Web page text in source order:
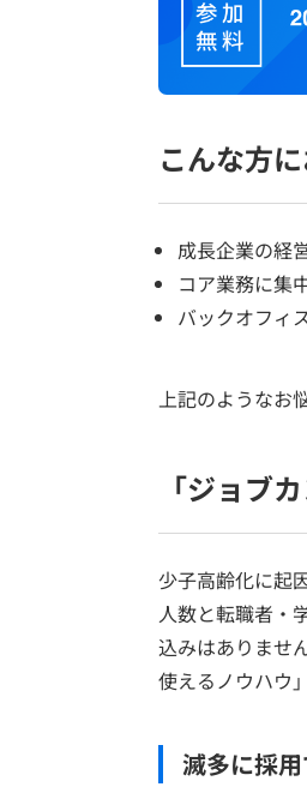
こんな方
成長企業の経
コア業務に集
バックオフィ
上記のようなお
「ジョブ
少子高齢化に起
人数と転職者・
込みはありませ
使えるノウハウ
滅多に採